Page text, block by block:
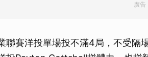
廣告
聯賽洋投單場投不滿4局，不受隔